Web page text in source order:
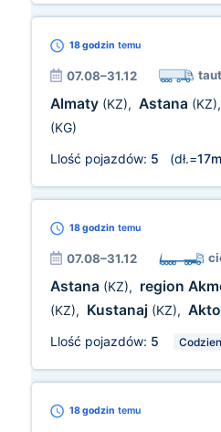
18 godzin temu
07.08–31.12
Almaty (KZ), Astana (KZ),
(KG)
Llość pojazdów: 5 (dł.=17m
18 godzin temu
07.08–31.12
Astana (KZ), region
(KZ), Kustanaj (KZ),
Llość pojazdów: 5
18 godzin temu